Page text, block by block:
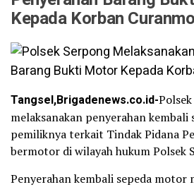
Kepada Korban
Tangsel,Brigadenews.co.id-
melaksanakan penyerahan kembali
pemiliknya terkait Tindak Pidana
bermotor di wilayah hukum Polsek
Penyerahan kembali sepeda motor